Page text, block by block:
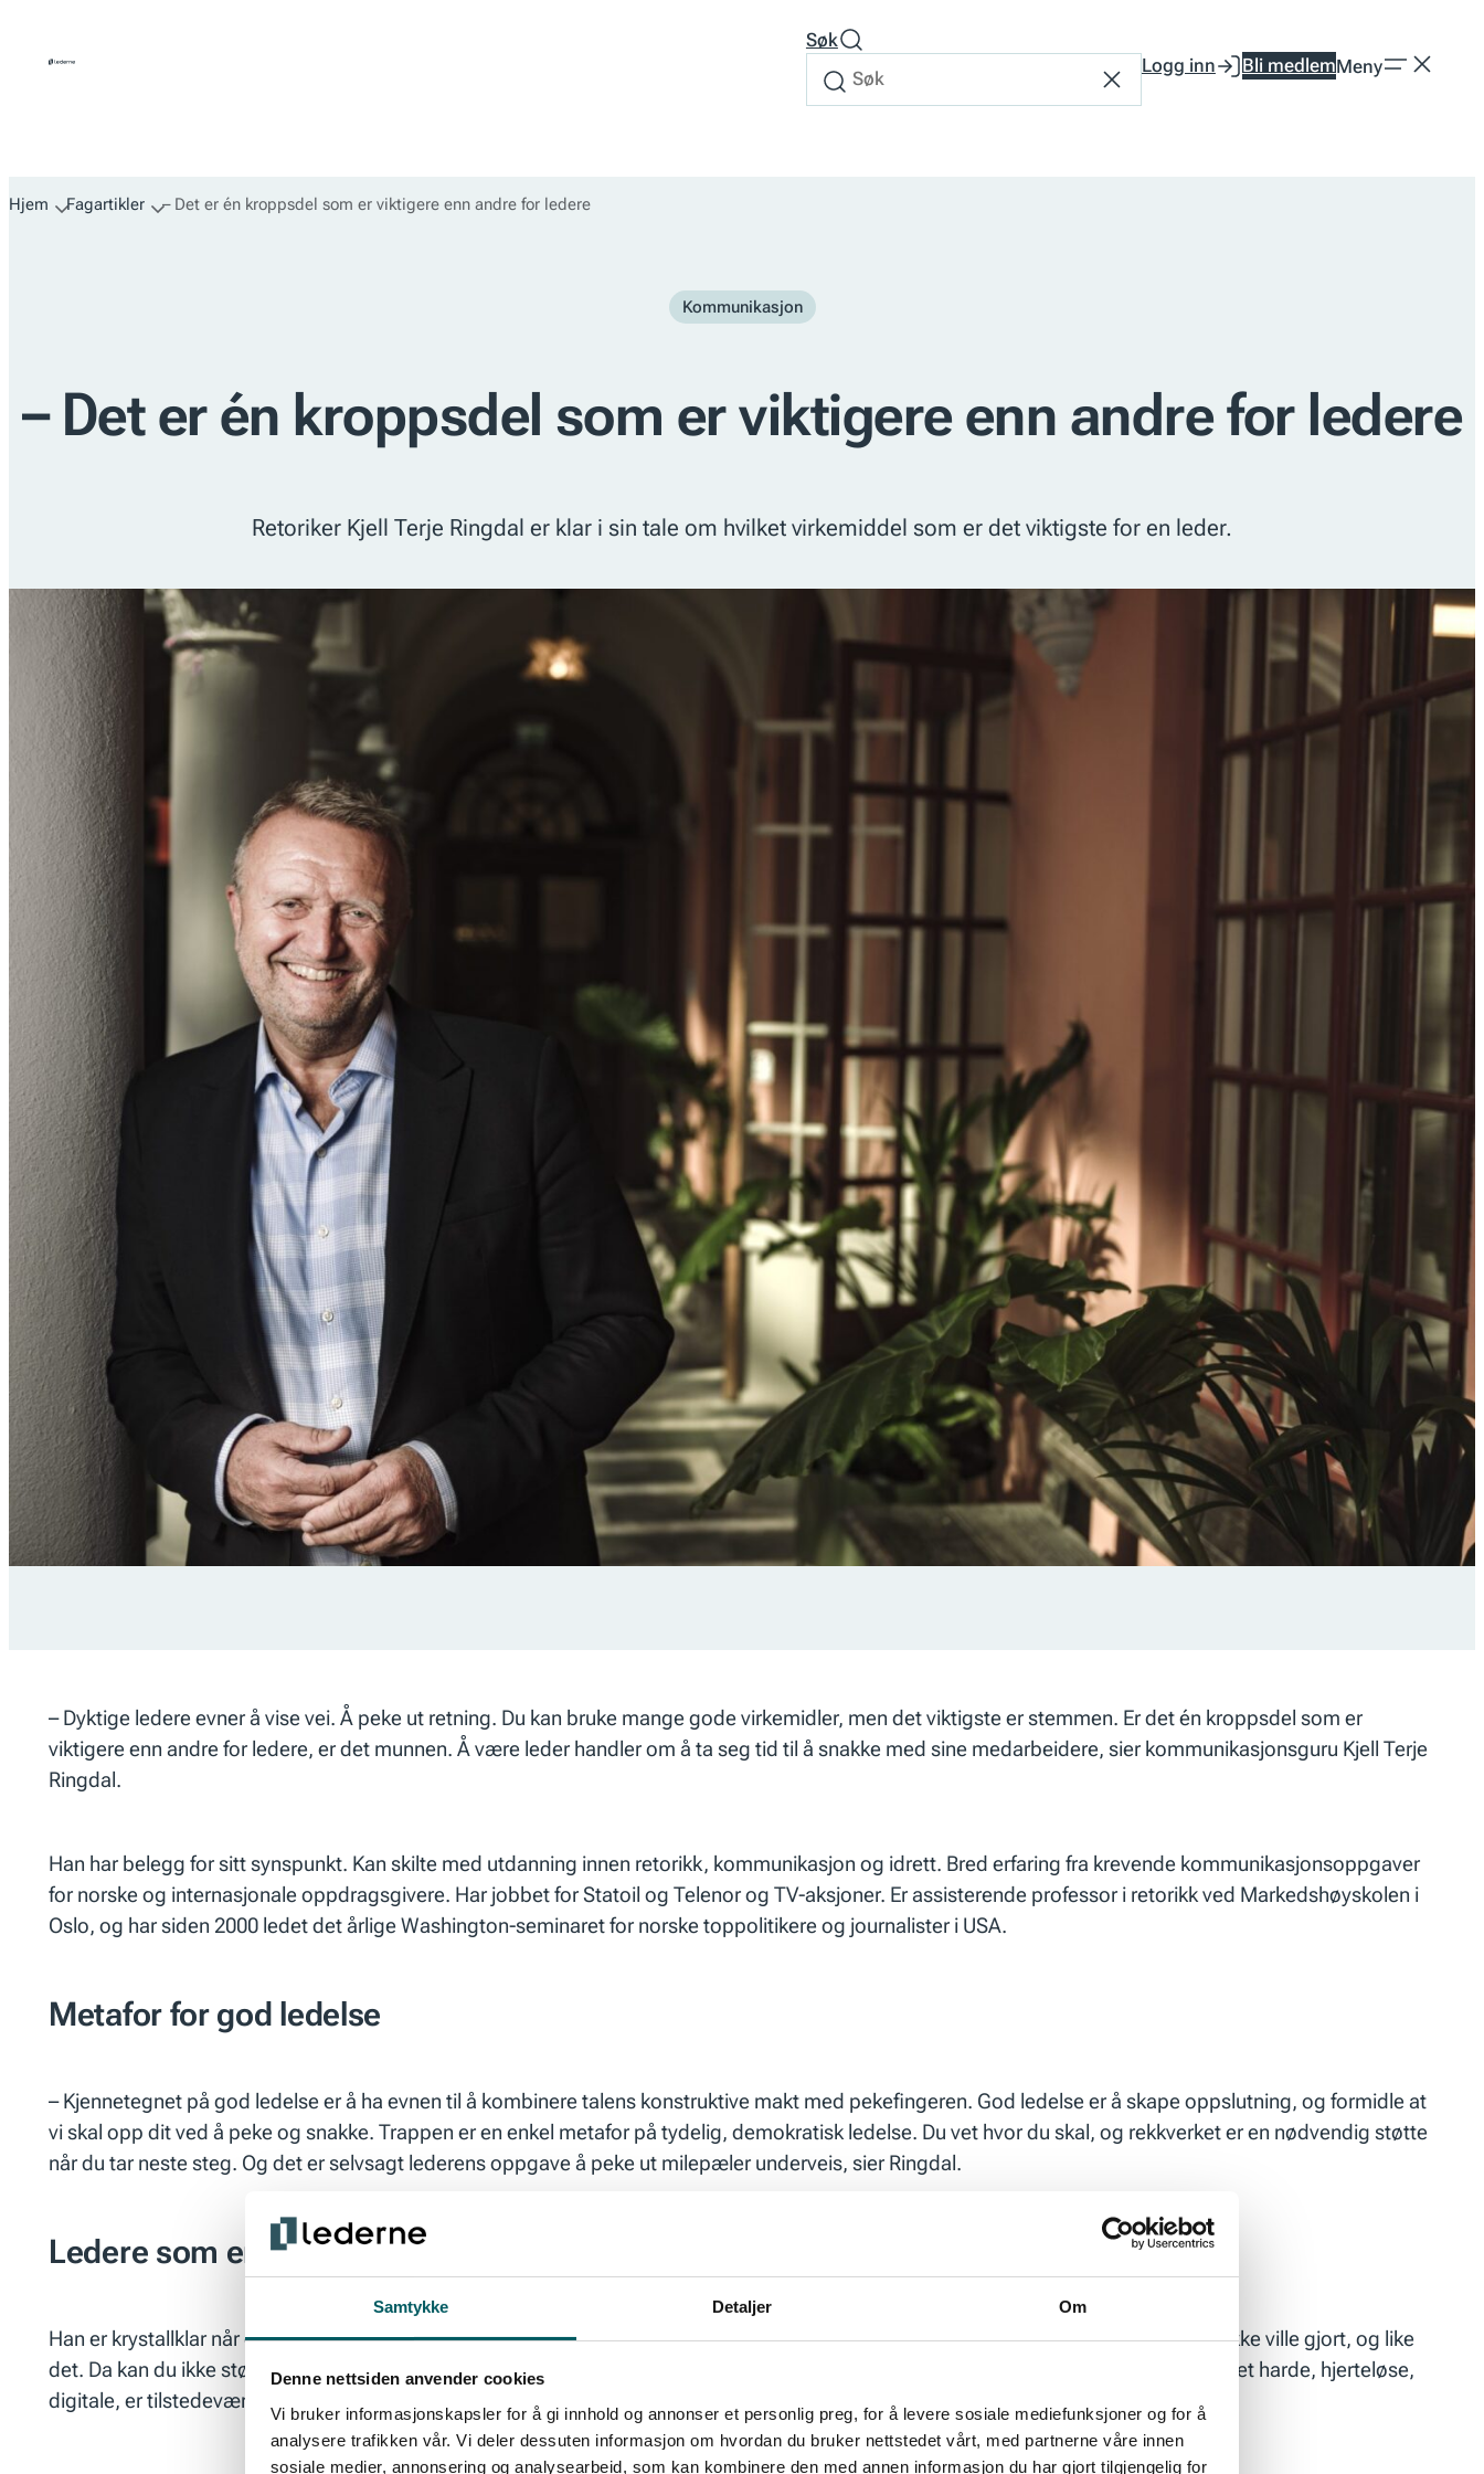
Samtykke Detaljer Om
Denne nettsiden anvender cookies
Vi bruker informasjonskapsler for å gi innhold og annonser et personlig preg, for å levere sosiale mediefunksjoner og for å
analysere trafikken vår. Vi deler dessuten informasjon om hvordan du bruker nettstedet vårt, med partnerne våre innen
sosiale medier, annonsering og analysearbeid, som kan kombinere den med annen informasjon du har gjort tilgjengelig for
Søk
Søk
Søk
etter
TilbakestillLogg inn Bli medlemMeny
Hjem Fagartikler – Det er én kroppsdel som er viktigere enn andre for ledere
Kommunikasjon
– Det er én kroppsdel som er viktigere enn andre for ledere
Retoriker Kjell Terje Ringdal er klar i sin tale om hvilket virkemiddel som er det viktigste for en leder.
– Dyktige ledere evner å vise vei. Å peke ut retning. Du kan bruke mange gode virkemidler, men det viktigste er stemmen. Er det én kroppsdel som er
viktigere enn andre for ledere, er det munnen. Å være leder handler om å ta seg tid til å snakke med sine medarbeidere, sier kommunikasjonsguru Kjell Terje
Ringdal.
Han har belegg for sitt synspunkt. Kan skilte med utdanning innen retorikk, kommunikasjon og idrett. Bred erfaring fra krevende kommunikasjonsoppgaver
for norske og internasjonale oppdragsgivere. Har jobbet for Statoil og Telenor og TV-aksjoner. Er assisterende professor i retorikk ved Markedshøyskolen i
Oslo, og har siden 2000 ledet det årlige Washington-seminaret for norske toppolitikere og journalister i USA.
Metafor for god ledelse
– Kjennetegnet på god ledelse er å ha evnen til å kombinere talens konstruktive makt med pekefingeren. God ledelse er å skape oppslutning, og formidle at
vi skal opp ditved å peke og snakke.Trappen er en enkel metafor på tydelig, demokratisk ledelse. Du vet hvor du skal, og rekkverket er en nødvendig støtte
når du tar neste steg. Og det er selvsagt lederens oppgave å peke ut milepæler underveis, sier Ringdal.
Ledere som er tilstede
Han er krystallklar når det kommer til ledelse. Det dreier seg om å skape oppslutning, få dine medarbeidere til å gjøre noe de kanskje ikke ville gjort, og like
det. Da kan du ikke støtte deg til makt og autoritet. Digitale medier skaper ikke ledelse. De er kun virkemidler. Nøkkelen som mykgjør det harde, hjerteløse,
digitale, ertilstedeværelse